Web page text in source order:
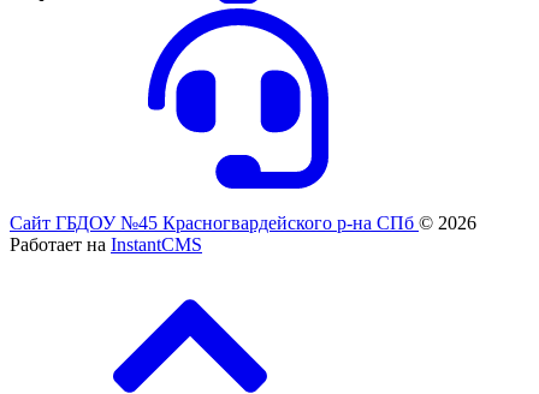
Сайт ГБДОУ №45 Красногвардейского р-на СПб © 2026
Работает на InstantCMS